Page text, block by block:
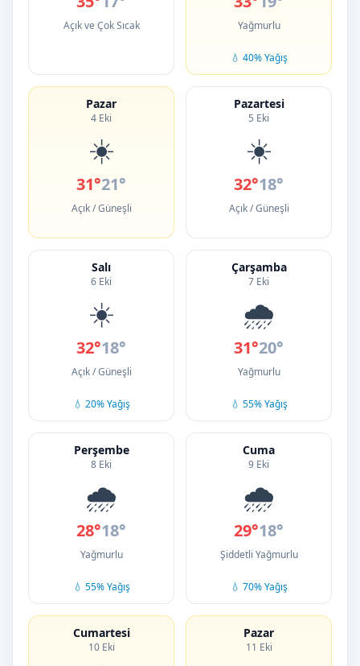
Açık ve Çok Sıcak Yağmurlu
💧 40% Yağış
Pazar
4 Eki
☀️
31°21°
Açık / Güneşli
Pazartesi
5 Eki
☀️
32°18°
Açık / Güneşli
Salı
6 Eki
☀️
32°18°
Açık / Güneşli
💧 20% Yağış
Çarşamba
7 Eki
🌧️
31°20°
Yağmurlu
💧 55% Yağış
Perşembe
8 Eki
🌧️
28°18°
Yağmurlu
💧 55% Yağış
Cuma
9 Eki
🌧️
29°18°
Şiddetli Yağmurlu
💧 70% Yağış
Cumartesi
10 Eki
Pazar
11 Eki